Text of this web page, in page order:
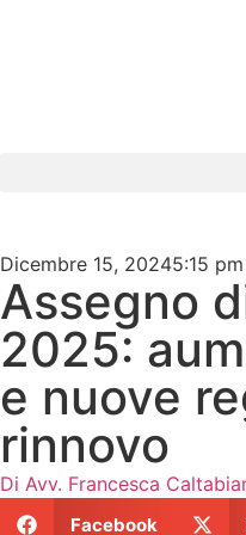
Dicembre 15, 20245:15 pm
Assegno
2025:
e nuove
rinnovo
Di Avv. Francesca
Facebook